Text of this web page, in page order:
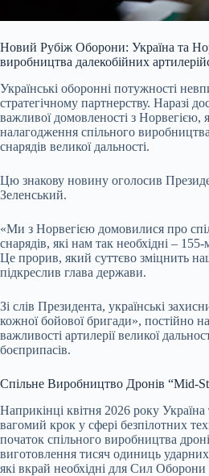
Новий Рубіж Оборони: Україна та
виробництва далекобійних
Українські оборонні потужності
стратегічному партнерству. Наразі
важливої домовленості з Норвегією,
налагодження спільного
снарядів великої дальності.
Цю знакову новину оголосив
Зеленський.
«Ми з Норвегією домовилися про
снарядів, які нам так необхідні –
Це прорив, який суттєво зміцнить
підкреслив глава держави.
Зі слів Президента, українські
кожної бойової бригади», постійно
важливості артилерії великої
боєприпасів.
Спільне Виробництво Дронів “Mid-
Наприкінці квітня 2026 року
вагомий крок у сфері безпілотних
початок спільного виробництва
виготовлення тисяч одиниць
які вкрай необхідні для Сил Оборони